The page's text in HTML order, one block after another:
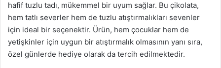
hafif tuzlu tadı, mükemmel bir uyum sağlar. Bu çikolata,
hem tatlı severler hem de tuzlu atıştırmalıkları sevenler
için ideal bir seçenektir. Ürün, hem çocuklar hem de
yetişkinler için uygun bir atıştırmalık olmasının yanı sıra,
özel günlerde hediye olarak da tercih edilmektedir.